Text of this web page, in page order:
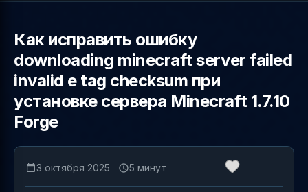
Как исправить ошибку
downloading minecraft server failed
invalid e tag checksum при
установке сервера Minecraft 1.7.10
Forge
3 октября 2025 5 минут